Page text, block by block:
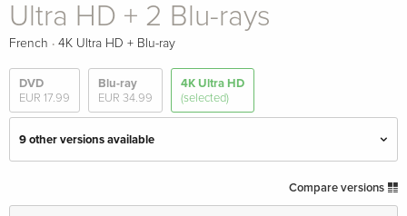
Ultra HD + 2 Blu-rays
French · 4K Ultra HD + Blu-ray
DVD
EUR 17.99
Blu-ray
EUR 34.99
4K Ultra HD
(selected)
9 other versions available
EUR 34.99
Compare versions